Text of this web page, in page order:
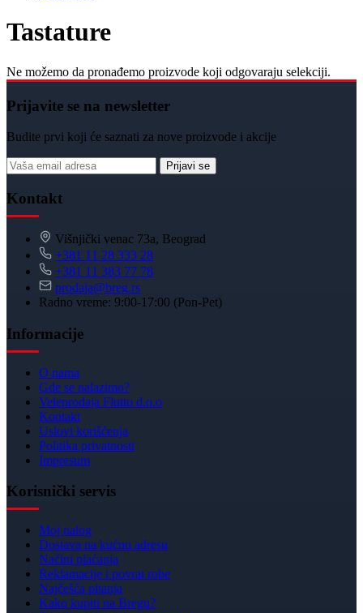
Tastature
Ne možemo da pronađemo proizvode koji odgovaraju selekciji.
Prijavite se na newsletter
Budite prvi koji će saznati za nove proizvode i akcije
Prijavi se
Kontakt
Višnjički venac 73a, Beograd
+381 11 28 333 28
+381 11 383 77 78
prodaja@breg.rs
Radno vreme: 9:00-17:00 (Pon-Pet)
Informacije
O nama
Gde se nalazimo?
Veleprodaja Flutto d.o.o
Kontakt
Uslovi korišćenja
Politika privatnosti
Impresum
Korisnički servis
Moj nalog
Dostava na kućnu adresu
Načini plaćanja
Reklamacije i povrat robe
Najčešća pitanja
Kako kupiti na Bregu?